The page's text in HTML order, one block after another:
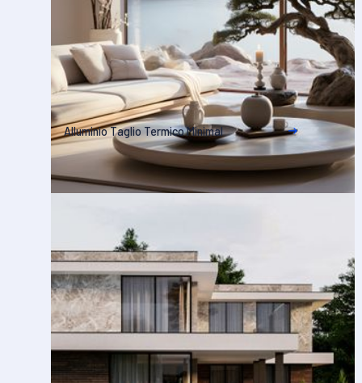
Alluminio Taglio Termico Minimal